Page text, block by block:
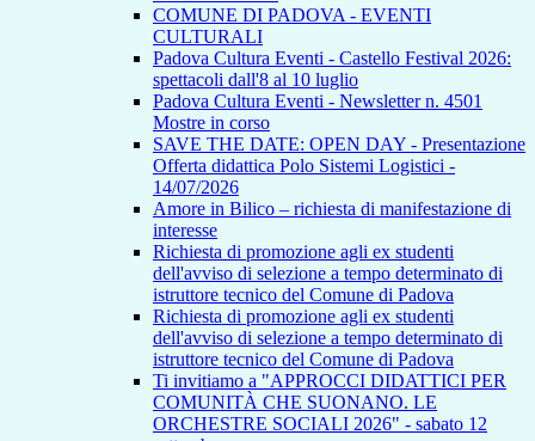
COMUNE DI PADOVA - EVENTI
CULTURALI
Padova Cultura Eventi - Castello Festival 2026:
spettacoli dall'8 al 10 luglio
Padova Cultura Eventi - Newsletter n. 4501
Mostre in corso
SAVE THE DATE: OPEN DAY - Presentazione
Offerta didattica Polo Sistemi Logistici -
14/07/2026
Amore in Bilico – richiesta di manifestazione di
interesse
Richiesta di promozione agli ex studenti
dell'avviso di selezione a tempo determinato di
istruttore tecnico del Comune di Padova
Richiesta di promozione agli ex studenti
dell'avviso di selezione a tempo determinato di
istruttore tecnico del Comune di Padova
Ti invitiamo a "APPROCCI DIDATTICI PER
COMUNITÀ CHE SUONANO. LE
ORCHESTRE SOCIALI 2026" - sabato 12